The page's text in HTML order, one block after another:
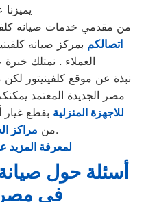
من مقدمي خدمات صيانه
اتصالكم بمركز صيانه
العملاء . نمتلك
نبذة عن موقع كلفينيتور لكن
مصر الجديدة المعتمد
للاجهزة المنزلية بقطع
من مراكز
.
لمعرفة المزيد
أسئلة حول
في مصر